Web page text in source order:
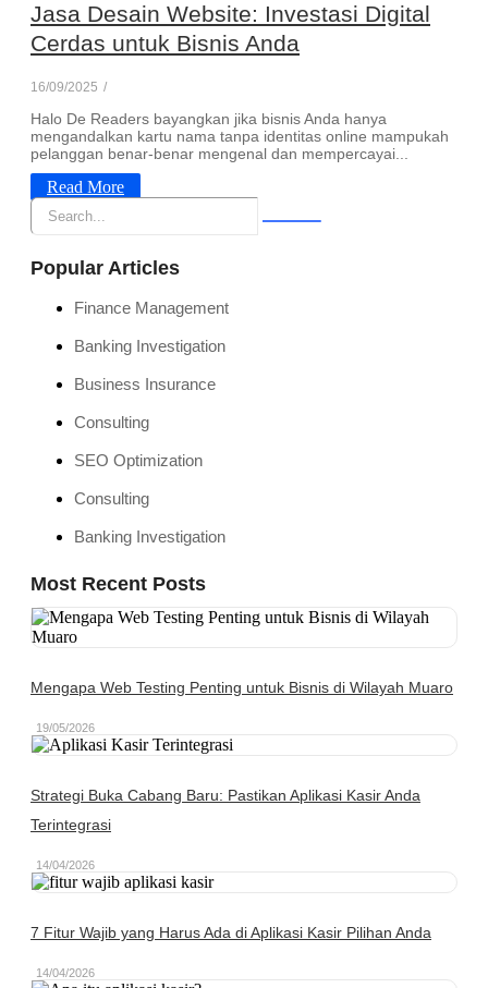
Jasa Desain Website: Investasi Digital
Cerdas untuk Bisnis Anda
16/09/2025 /
Halo De Readers bayangkan jika bisnis Anda hanya
mengandalkan kartu nama tanpa identitas online mampukah
pelanggan benar-benar mengenal dan mempercayai...
Read More
Popular Articles
Finance Management
Banking Investigation
Business Insurance
Consulting
SEO Optimization
Consulting
Banking Investigation
Most Recent Posts
Mengapa Web Testing Penting untuk Bisnis di Wilayah Muaro
19/05/2026
Strategi Buka Cabang Baru: Pastikan Aplikasi Kasir Anda
Terintegrasi
14/04/2026
7 Fitur Wajib yang Harus Ada di Aplikasi Kasir Pilihan Anda
14/04/2026